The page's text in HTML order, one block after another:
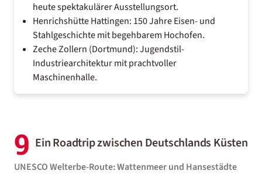
heute spektakulärer Ausstellungsort.
Henrichshütte Hattingen: 150 Jahre Eisen- und
Stahlgeschichte mit begehbarem Hochofen.
Zeche Zollern (Dortmund): Jugendstil-
Industriearchitektur mit prachtvoller
Maschinenhalle.
9 Ein Roadtrip zwischen Deutschlands Küsten
UNESCO Welterbe-Route: Wattenmeer und Hansestädte